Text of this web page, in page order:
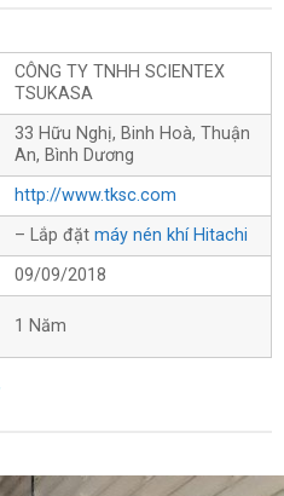
CÔNG TY TNHH SCIENTEX
TSUKASA
33 Hữu Nghị, Binh Hoà, Thuận
An, Bình Dương
http://www.tksc.com
– Lắp đặtmáy nén khí Hitachi
09/09/2018
1 Năm